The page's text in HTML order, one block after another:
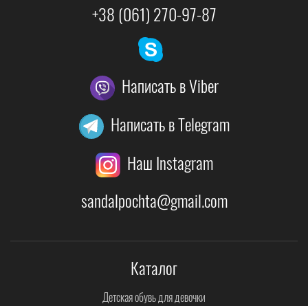
+38 (061) 270-97-87
Написать в Viber
Написать в Telegram
Наш Instagram
sandalpochta@gmail.com
Каталог
Детская обувь для девочки